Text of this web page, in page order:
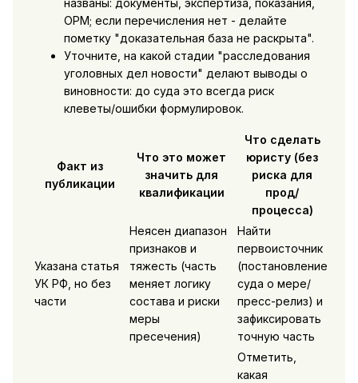
названы: документы, экспертиза, показания,
ОРМ; если перечисления нет - делайте
пометку "доказательная база не раскрыта".
Уточните, на какой стадии "расследования
уголовных дел новости" делают выводы о
виновности: до суда это всегда риск
клеветы/ошибки формулировок.
Факт из
публикации
Что это может
значить для
квалификации
Что сделать
юристу (без
риска для
прод/
процесса)
Указана статья
УК РФ, но без
части
Неясен диапазон
признаков и
тяжесть (часть
меняет логику
состава и риски
меры
пресечения)
Найти
первоисточник
(постановление
суда о мере/
пресс-релиз) и
зафиксировать
точную часть
Отметить,
какая